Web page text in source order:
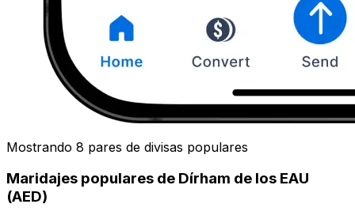
Mostrando 8 pares de divisas populares
Maridajes populares de Dírham de los EAU
(AED)